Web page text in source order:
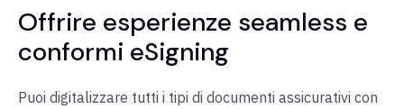
Offrire esperienze seamless e
conformi eSigning
Puoi digitalizzare tutti i tipi di documenti assicurativi con